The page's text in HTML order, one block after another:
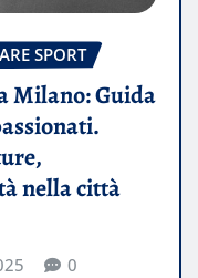
SPORT
Milano: Guida
nella città
0